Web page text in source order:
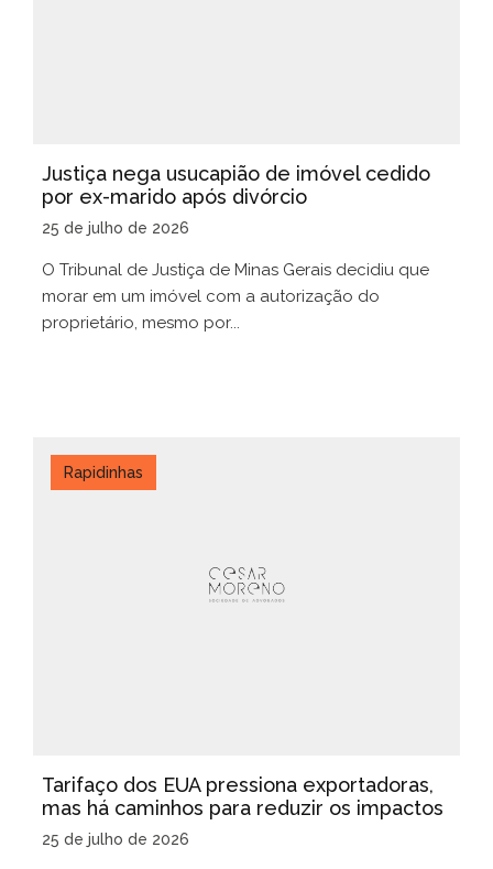
Justiça nega usucapião de imóvel cedido
por ex-marido após divórcio
25 de julho de 2026
O Tribunal de Justiça de Minas Gerais decidiu que
morar em um imóvel com a autorização do
proprietário, mesmo por...
Rapidinhas
Tarifaço dos EUA pressiona exportadoras,
mas há caminhos para reduzir os impactos
25 de julho de 2026